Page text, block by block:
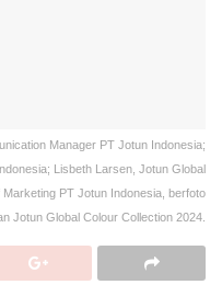
Manager PT Jotun Indonesia;
Lisbeth Larsen, Jotun Global
PT Jotun Indonesia, berfoto
Jotun Global Colour Collection 2024.